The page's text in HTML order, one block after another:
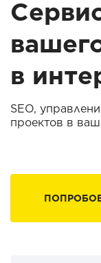
в
SEO,
проектов в